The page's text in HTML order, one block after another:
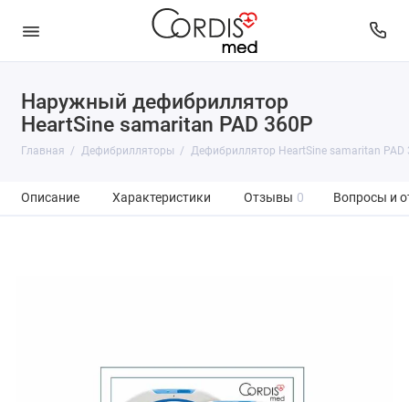
Наружный дефибриллятор
HeartSine samaritan PAD 360P
Главная Дефибрилляторы Дефибриллятор HeartSine samaritan PAD
Описание Характеристики Отзывы 0 Вопросы и